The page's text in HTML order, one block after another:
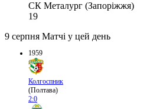
СК Металург (Запоріжжя)
19
9 серпня Матчі у цей день
1959
Колгоспник
(Полтава)
2:0